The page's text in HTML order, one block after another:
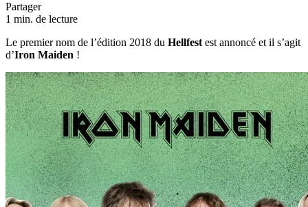
Partager
1 min. de lecture
Le premier nom de l’édition 2018 du Hellfest est annoncé et il s’agit
d’Iron Maiden !